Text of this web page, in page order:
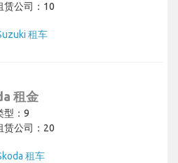
赁公司：10
租车
租金
型：9
赁公司：20
租车